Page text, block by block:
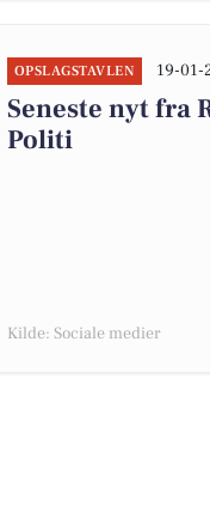
OPSLAGSTAVLEN 19-01-
Seneste nyt fra
Politi
Kilde: Sociale medier